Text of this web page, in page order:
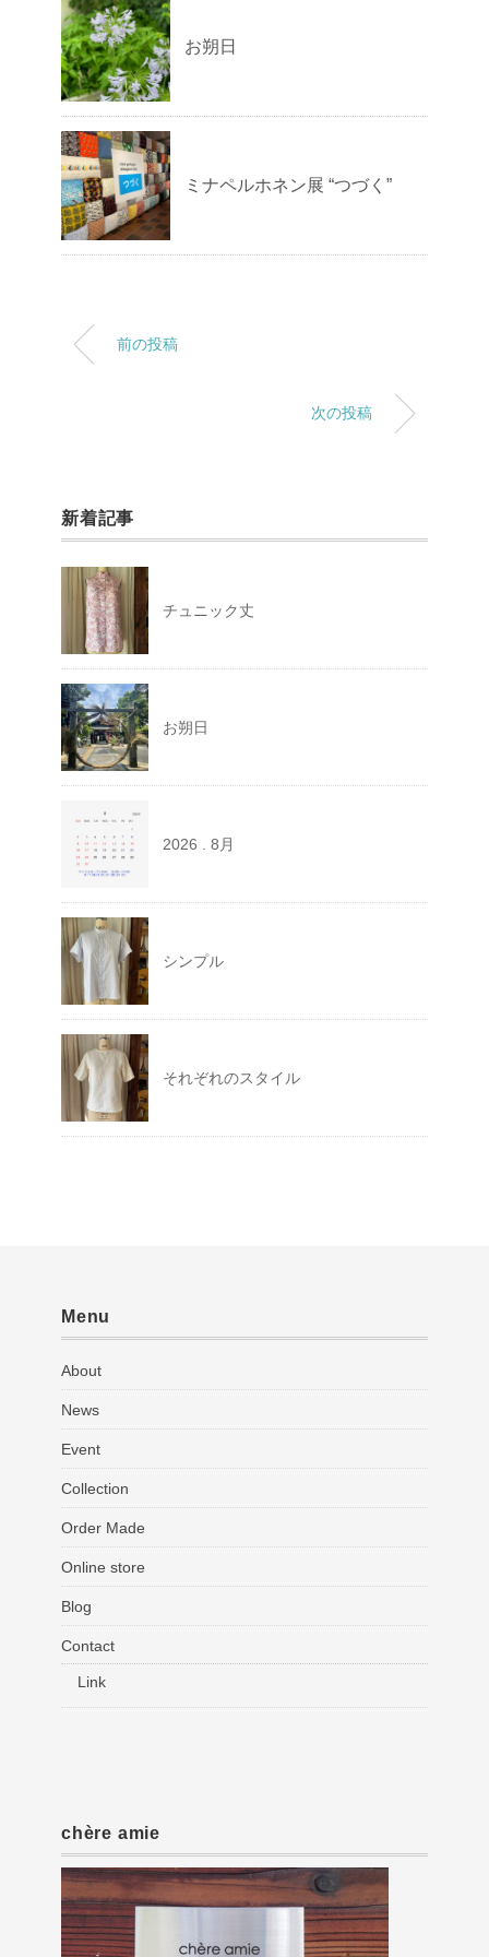
お朔日
ミナペルホネン展 “つづく”
前の投稿
次の投稿
新着記事
チュニック丈
お朔日
2026 . 8月
シンプル
それぞれのスタイル
Menu
About
News
Event
Collection
Order Made
Online store
Blog
Contact
Link
chère amie